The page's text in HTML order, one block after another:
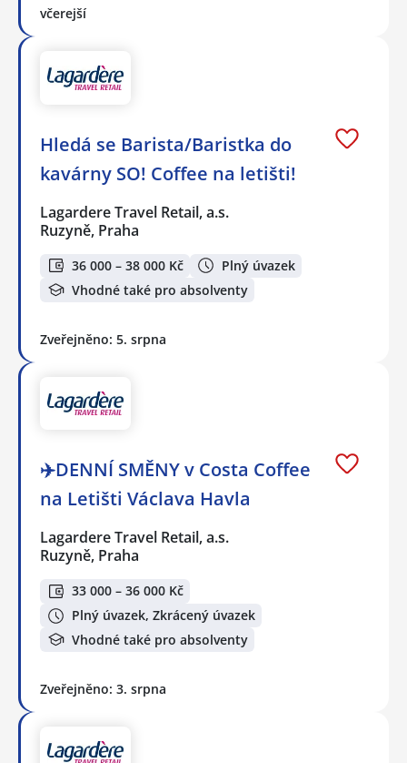
včerejší
Hledá se Barista/Baristka do
kavárny SO! Coffee na letišti!
Lagardere Travel Retail, a.s.
Ruzyně, Praha
36 000 – 38 000 Kč
Plný úvazek
Vhodné také pro absolventy
Zveřejněno: 5. srpna
✈️DENNÍ SMĚNY v Costa Coffee
na Letišti Václava Havla
Lagardere Travel Retail, a.s.
Ruzyně, Praha
33 000 – 36 000 Kč
Plný úvazek, Zkrácený úvazek
Vhodné také pro absolventy
Zveřejněno: 3. srpna